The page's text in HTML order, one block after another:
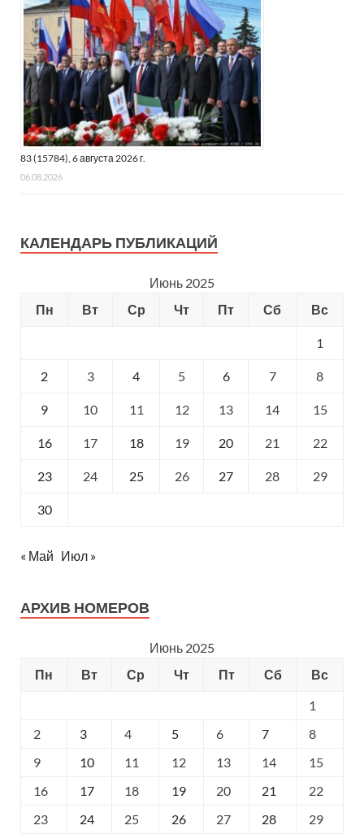
83 (15784), 6 августа 2026 г.
06.08.2026
КАЛЕНДАРЬ ПУБЛИКАЦИЙ
Июнь 2025
Пн
Вт Ср Чт Пт Сб Вс
1
2 3 4 5 6 7 8
9 10 11 12 13 14 15
16 17 18 19 20 21 22
23 24 25 26 27 28 29
30
« Май Июл »
АРХИВ НОМЕРОВ
Июнь 2025
Пн
Вт Ср Чт Пт Сб
Вс
1
2
3 4 5 6 7
8
9
10 11 12 13 14
15
16
17 18 19 20 21
22
23
24 25 26 27 28 29